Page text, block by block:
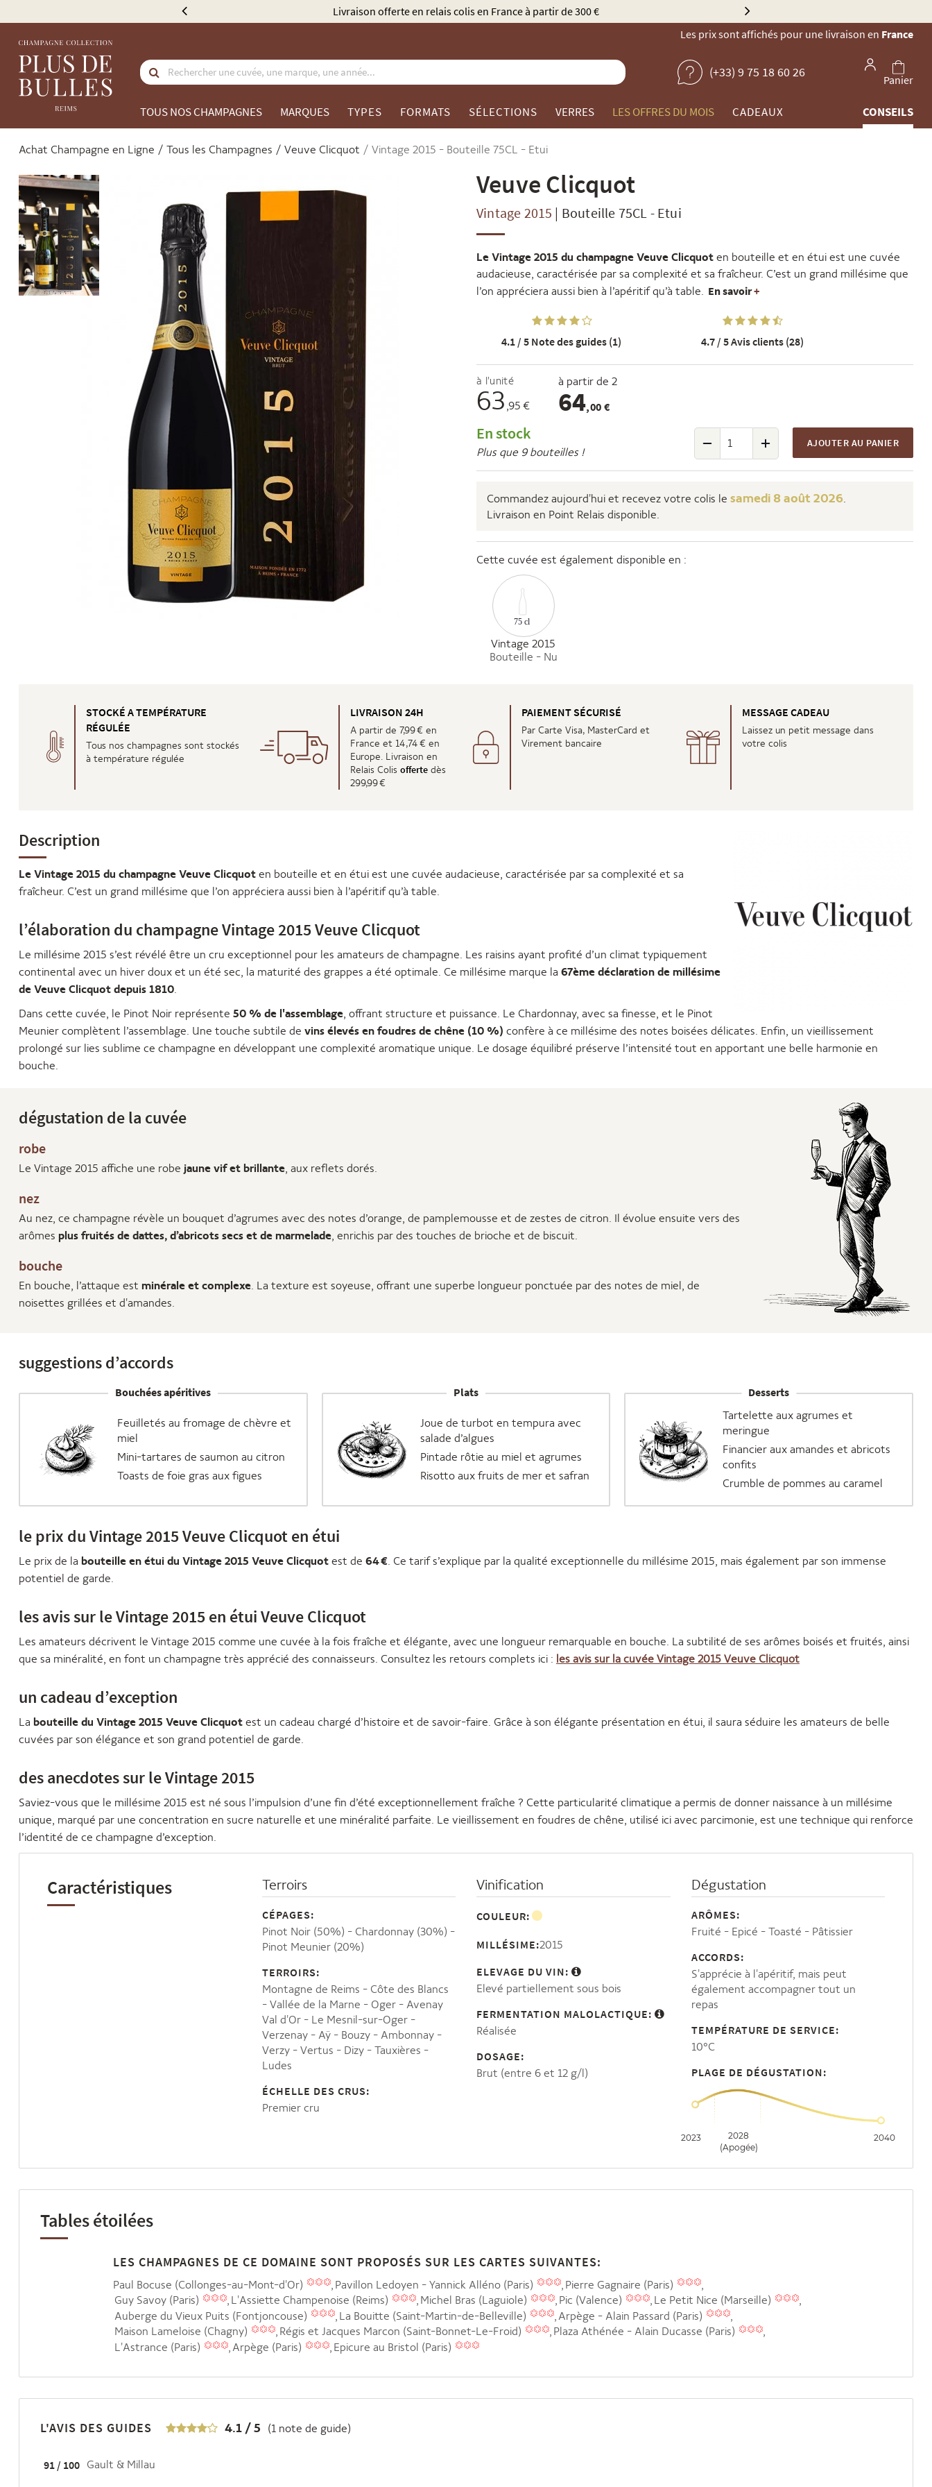
Élu Meilleur Caviste Champagne par Gault & Millau
Les prix sont affichés pour une livraison en France
(+33) 9 75 18 60 26
Panier
TOUS NOS CHAMPAGNES MARQUES TYPES FORMATS SÉLECTIONS VERRES LES OFFRES DU MOIS CADEAUX CONSEILS
Achat Champagne en Ligne Tous les Champagnes Veuve Clicquot Vintage 2015 - Bouteille 75CL - Etui
Veuve Clicquot
Vintage 2015 | Bouteille 75CL - Etui
Le Vintage 2015 du champagne Veuve Clicquot en bouteille et en étui est une cuvée
audacieuse, caractérisée par sa complexité et sa fraîcheur. C’est un grand millésime que
l’on appréciera aussi bien à l’apéritif qu’à table. En savoir+
4.1 / 5 Note des guides (1) 4.7 / 5Avis clients (28)
à l'unité
63 ,95 €
à partir de 2
64,00 €
En stock
Plus que 9 bouteilles !
AJOUTER AU PANIER
Commandez aujourd'hui et recevez votre colis le samedi 8 août 2026.
Livraison en Point Relais disponible.
Cette cuvée est également disponible en :
75 cl
Vintage 2015
Bouteille - Nu
STOCKÉ A TEMPÉRATURE
RÉGULÉE
Tous nos champagnes sont stockés
à température régulée
LIVRAISON 24H
A partir de 7,99 € en
France et 14,74 € en
Europe. Livraison en
Relais Colisofferte dès
299,99 €
PAIEMENT SÉCURISÉ
Par Carte Visa, MasterCard et
Virement bancaire
MESSAGE CADEAU
Laissez un petit message dans
votre colis
Description
Le Vintage 2015 du champagne Veuve Clicquot en bouteille et en étui est une cuvée audacieuse, caractérisée par sa complexité et sa
fraîcheur. C’est un grand millésime que l’on appréciera aussi bien à l’apéritif qu’à table.
l’élaboration du champagne Vintage 2015 Veuve Clicquot
Le millésime 2015 s’est révélé être un cru exceptionnel pour les amateurs de champagne. Les raisins ayant profité d’un climat typiquement
continental avec un hiver doux et un été sec, la maturité des grappes a été optimale. Ce millésime marque la 67ème déclaration de millésime
de Veuve Clicquot depuis 1810.
Dans cette cuvée, le Pinot Noir représente 50 % de l'assemblage, offrant structure et puissance. Le Chardonnay, avec sa finesse, et le Pinot
Meunier complètent l’assemblage. Une touche subtile de vins élevés en foudres de chêne (10 %) confère à ce millésime des notes boisées délicates. Enfin, un vieillissement
prolongé sur lies sublime ce champagne en développant une complexité aromatique unique. Le dosage équilibré préserve l’intensité tout en apportant une belle harmonie en
bouche.
dégustation de la cuvée
robe
Le Vintage 2015 affiche une robe jaune vif et brillante, aux reflets dorés.
nez
Au nez, ce champagne révèle un bouquet d’agrumes avec des notes d’orange, de pamplemousse et de zestes de citron. Il évolue ensuite vers des
arômes plus fruités de dattes, d’abricots secs et de marmelade, enrichis par des touches de brioche et de biscuit.
bouche
En bouche, l’attaque est minérale et complexe. La texture est soyeuse, offrant une superbe longueur ponctuée par des notes de miel, de
noisettes grillées et d'amandes.
suggestions d’accords
Bouchées apéritives
Feuilletés au fromage de chèvre et
miel
Mini-tartares de saumon au citron
Toasts de foie gras aux figues
Plats
Joue de turbot en tempura avec
salade d’algues
Pintade rôtie au miel et agrumes
Risotto aux fruits de mer et safran
Desserts
Tartelette aux agrumes et
meringue
Financier aux amandes et abricots
confits
Crumble de pommes au caramel
le prix du Vintage 2015 Veuve Clicquot en étui
Le prix de la bouteille en étui du Vintage 2015 Veuve Clicquot est de 64 €. Ce tarif s’explique par la qualité exceptionnelle du millésime 2015, mais également par son immense
potentiel de garde.
les avis sur le Vintage 2015 en étui Veuve Clicquot
Les amateurs décrivent le Vintage 2015 comme une cuvée à la fois fraîche et élégante, avec une longueur remarquable en bouche. La subtilité de ses arômes boisés et fruités, ainsi
que sa minéralité, en font un champagne très apprécié des connaisseurs. Consultez les retours complets ici : les avis sur la cuvée Vintage 2015 Veuve Clicquot
un cadeau d’exception
La bouteille du Vintage 2015 Veuve Clicquot est un cadeau chargé d’histoire et de savoir-faire. Grâce à son élégante présentation en étui, il saura séduire les amateurs de belle
cuvées par son élégance et son grand potentiel de garde.
des anecdotes sur le Vintage 2015
Saviez-vous que le millésime 2015 est né sous l’impulsion d’une fin d’été exceptionnellement fraîche ? Cette particularité climatique a permis de donner naissance à un millésime
unique, marqué par une concentration en sucre naturelle et une minéralité parfaite. Le vieillissement en foudres de chêne, utilisé ici avec parcimonie, est une technique qui renforce
l’identité de ce champagne d’exception.
Caractéristiques Terroirs
CÉPAGES:
Pinot Noir (50%)
Chardonnay (30%)
Pinot Meunier (20%)
TERROIRS:
Montagne de Reims
Côte des Blancs
Vallée de la Marne
Oger
Avenay
Val d'Or
Le Mesnil-sur-Oger
Verzenay
Aÿ Bouzy
Ambonnay
Verzy
Vertus Dizy
Tauxières
Ludes
ÉCHELLE DES CRUS:
Premier cru
Vinification
COULEUR:
MILLÉSIME:2015
ELEVAGE DU VIN:
Elevé partiellement sous bois
FERMENTATION MALOLACTIQUE:
Réalisée
DOSAGE:
Brut (entre 6 et 12 g/l)
Dégustation
ARÔMES:
Fruité Epicé Toasté Pâtissier
ACCORDS:
S'apprécie à l'apéritif, mais peut
également accompagner tout un
repas
TEMPÉRATURE DE SERVICE:
10°C
PLAGE DE DÉGUSTATION:
2023
2028
(Apogée)
2040
Tables étoilées
LES CHAMPAGNES DE CE DOMAINE SONT PROPOSÉS SUR LES CARTES SUIVANTES:
Paul Bocuse (Collonges-au-Mont-d'Or) Pavillon Ledoyen - Yannick Alléno (Paris)
Pierre Gagnaire (Paris)
Guy Savoy (Paris)
L'Assiette Champenoise (Reims) Michel Bras (Laguiole) Pic (Valence)
Le Petit Nice (Marseille)
Auberge du Vieux Puits (Fontjoncouse)
La Bouitte (Saint-Martin-de-Belleville)
Arpège - Alain Passard (Paris)
Maison Lameloise (Chagny)
Régis et Jacques Marcon (Saint-Bonnet-Le-Froid)
Plaza Athénée - Alain Ducasse (Paris)
L'Astrance (Paris)
Arpège (Paris) Epicure au Bristol (Paris)
L'AVIS DES GUIDES 4.1 /5 (1 note de guide)
91 / 100 Gault & Millau